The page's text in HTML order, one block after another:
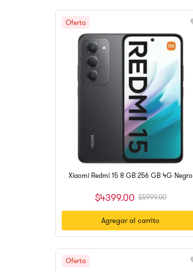
Xiaomi Redmi 15 8 GB 256 GB 4G Negro
$4399.00 $5999.00
Agregar al carrito